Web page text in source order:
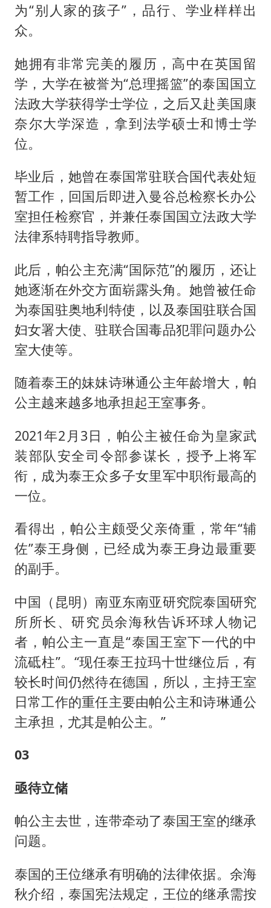
为“别人家的孩子”，品行、学业样样出
众。
她拥有非常完美的履历，高中在英国留
学，大学在被誉为“总理摇篮”的泰国国立
法政大学获得学士学位，之后又赴美国康
奈尔大学深造，拿到法学硕士和博士学
位。
毕业后，她曾在泰国常驻联合国代表处短
暂工作，回国后即进入曼谷总检察长办公
室担任检察官，并兼任泰国国立法政大学
法律系特聘指导教师。
此后，帕公主充满“国际范”的履历，还让
她逐渐在外交方面崭露头角。她曾被任命
为泰国驻奥地利特使，以及泰国驻联合国
妇女署大使、驻联合国毒品犯罪问题办公
室大使等。
随着泰王的妹妹诗琳通公主年龄增大，帕
公主越来越多地承担起王室事务。
2021年2月3日，帕公主被任命为皇家武
装部队安全司令部参谋长，授予上将军
衔，成为泰王众多子女里军中职衔最高的
一位。
看得出，帕公主颇受父亲倚重，常年“辅
佐”泰王身侧，已经成为泰王身边最重要
的副手。
中国（昆明）南亚东南亚研究院泰国研究
所所长、研究员余海秋告诉环球人物记
者，帕公主一直是“泰国王室下一代的中
流砥柱”。“现任泰王拉玛十世继位后，有
较长时间仍然待在德国，所以，主持王室
日常工作的重任主要由帕公主和诗琳通公
主承担，尤其是帕公主。”
03
亟待立储
帕公主去世，连带牵动了泰国王室的继承
问题。
泰国的王位继承有明确的法律依据。余海
秋介绍，泰国宪法规定，王位的继承需按